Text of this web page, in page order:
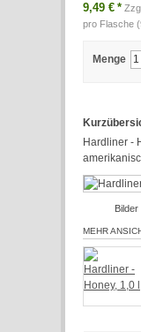
9,49 € *
pro Flasche
Menge
Hardliner -
MEHR